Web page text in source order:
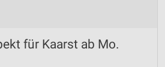
für Kaarst ab Mo.